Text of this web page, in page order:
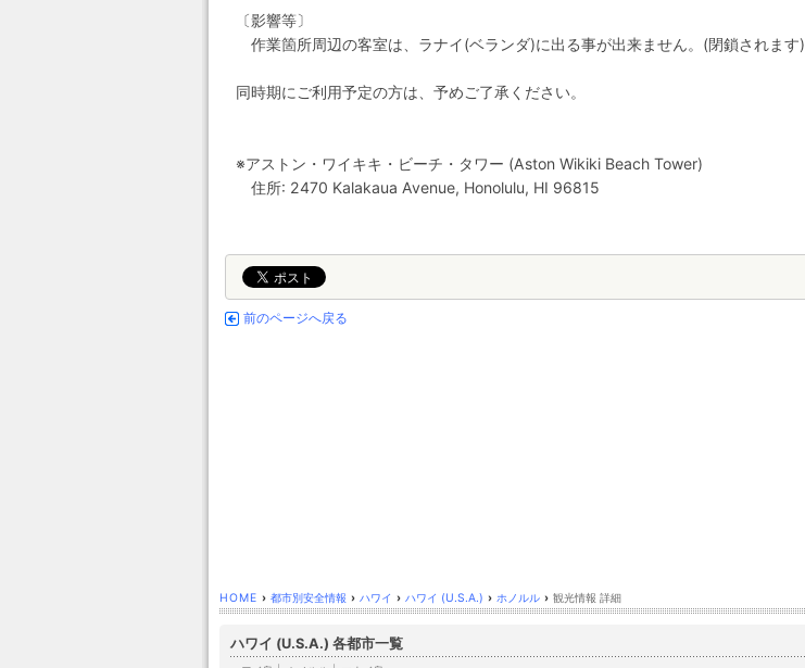
〔影響等〕
作業箇所周辺の客室は、ラナイ(ベランダ)に出る事が出来ません。(閉鎖されます)
同時期にご利用予定の方は、予めご了承ください。
※アストン・ワイキキ・ビーチ・タワー (Aston Wikiki Beach Tower)
住所: 2470 Kalakaua Avenue, Honolulu, HI 96815
前のページへ戻る
HOME › 都市別安全情報 › ハワイ › ハワイ (U.S.A.) › ホノルル › 観光情報 詳細
ハワイ (U.S.A.) 各都市一覧